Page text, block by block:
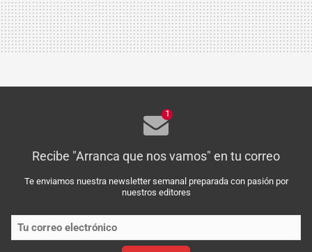
1
Recibe "Arranca que nos vamos" en tu correo
Te enviamos nuestra newsletter semanal preparada con pasión por
nuestros editores